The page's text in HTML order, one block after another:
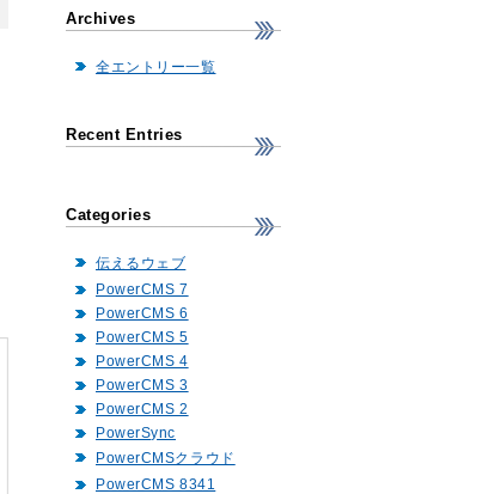
Archives
全エントリー一覧
Recent Entries
Categories
伝えるウェブ
PowerCMS 7
PowerCMS 6
PowerCMS 5
PowerCMS 4
PowerCMS 3
PowerCMS 2
PowerSync
PowerCMSクラウド
PowerCMS 8341